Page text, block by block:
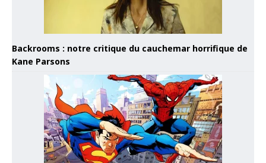
Backrooms : notre critique du cauchemar horrifique de
Kane Parsons